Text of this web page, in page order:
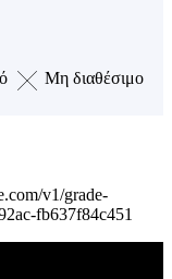
Μη διαθέσιμο
v1/grade-
fb637f84c451